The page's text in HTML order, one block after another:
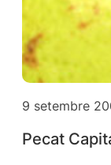
9 setembre
Pecat